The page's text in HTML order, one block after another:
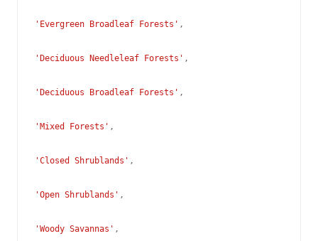
'Evergreen Broadleaf Forests' ,
'Deciduous Needleleaf Forests' ,
'Deciduous Broadleaf Forests' ,
'Mixed Forests' ,
'Closed Shrublands' ,
'Open Shrublands' ,
'Woody Savannas' ,